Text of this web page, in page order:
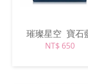
璀璨星空 寶石
NT$ 650